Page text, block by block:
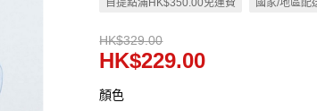
自提點滿HK$350.00免運費 國家/地區配
HK$329.00
HK$229.00
顏色